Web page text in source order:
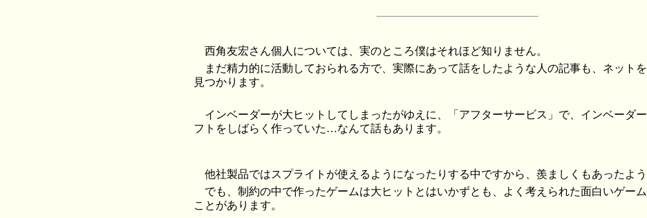
西角友宏さん個人については、実のところ僕はそれほど知りません。
まだ精力的に活動しておられる方で、実際にあって話をしたような人の記事も、ネット
見つかります。
インベーダーが大ヒットしてしまったがゆえに、「アフターサービス」で、インベーダ
フトをしばらく作っていた…なんて話もあります。
他社製品ではスプライトが使えるようになったりする中ですから、羨ましくもあったよう
でも、制約の中で作ったゲームは大ヒットとはいかずとも、よく考えられた面白いゲー
ことがあります。